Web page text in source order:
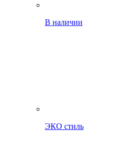
В наличии
ЭКО стиль